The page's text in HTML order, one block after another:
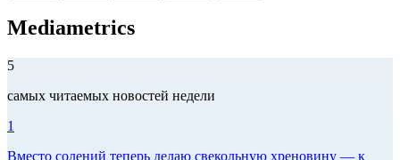
Mediametrics
5
самых читаемых новостей недели
1
Вместо солений теперь делаю свекольную хреновину — к